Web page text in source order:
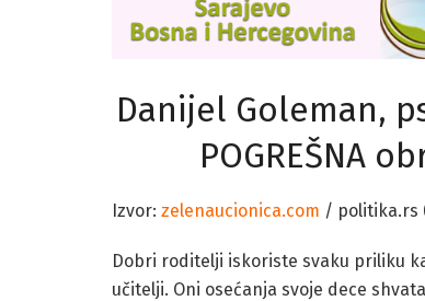
Danijel Goleman,
POGREŠNA
Izvor: zelenaucionica.com / politika.rs
Dobri roditelji iskoriste svaku priliku
učitelji. Oni osećanja svoje dece